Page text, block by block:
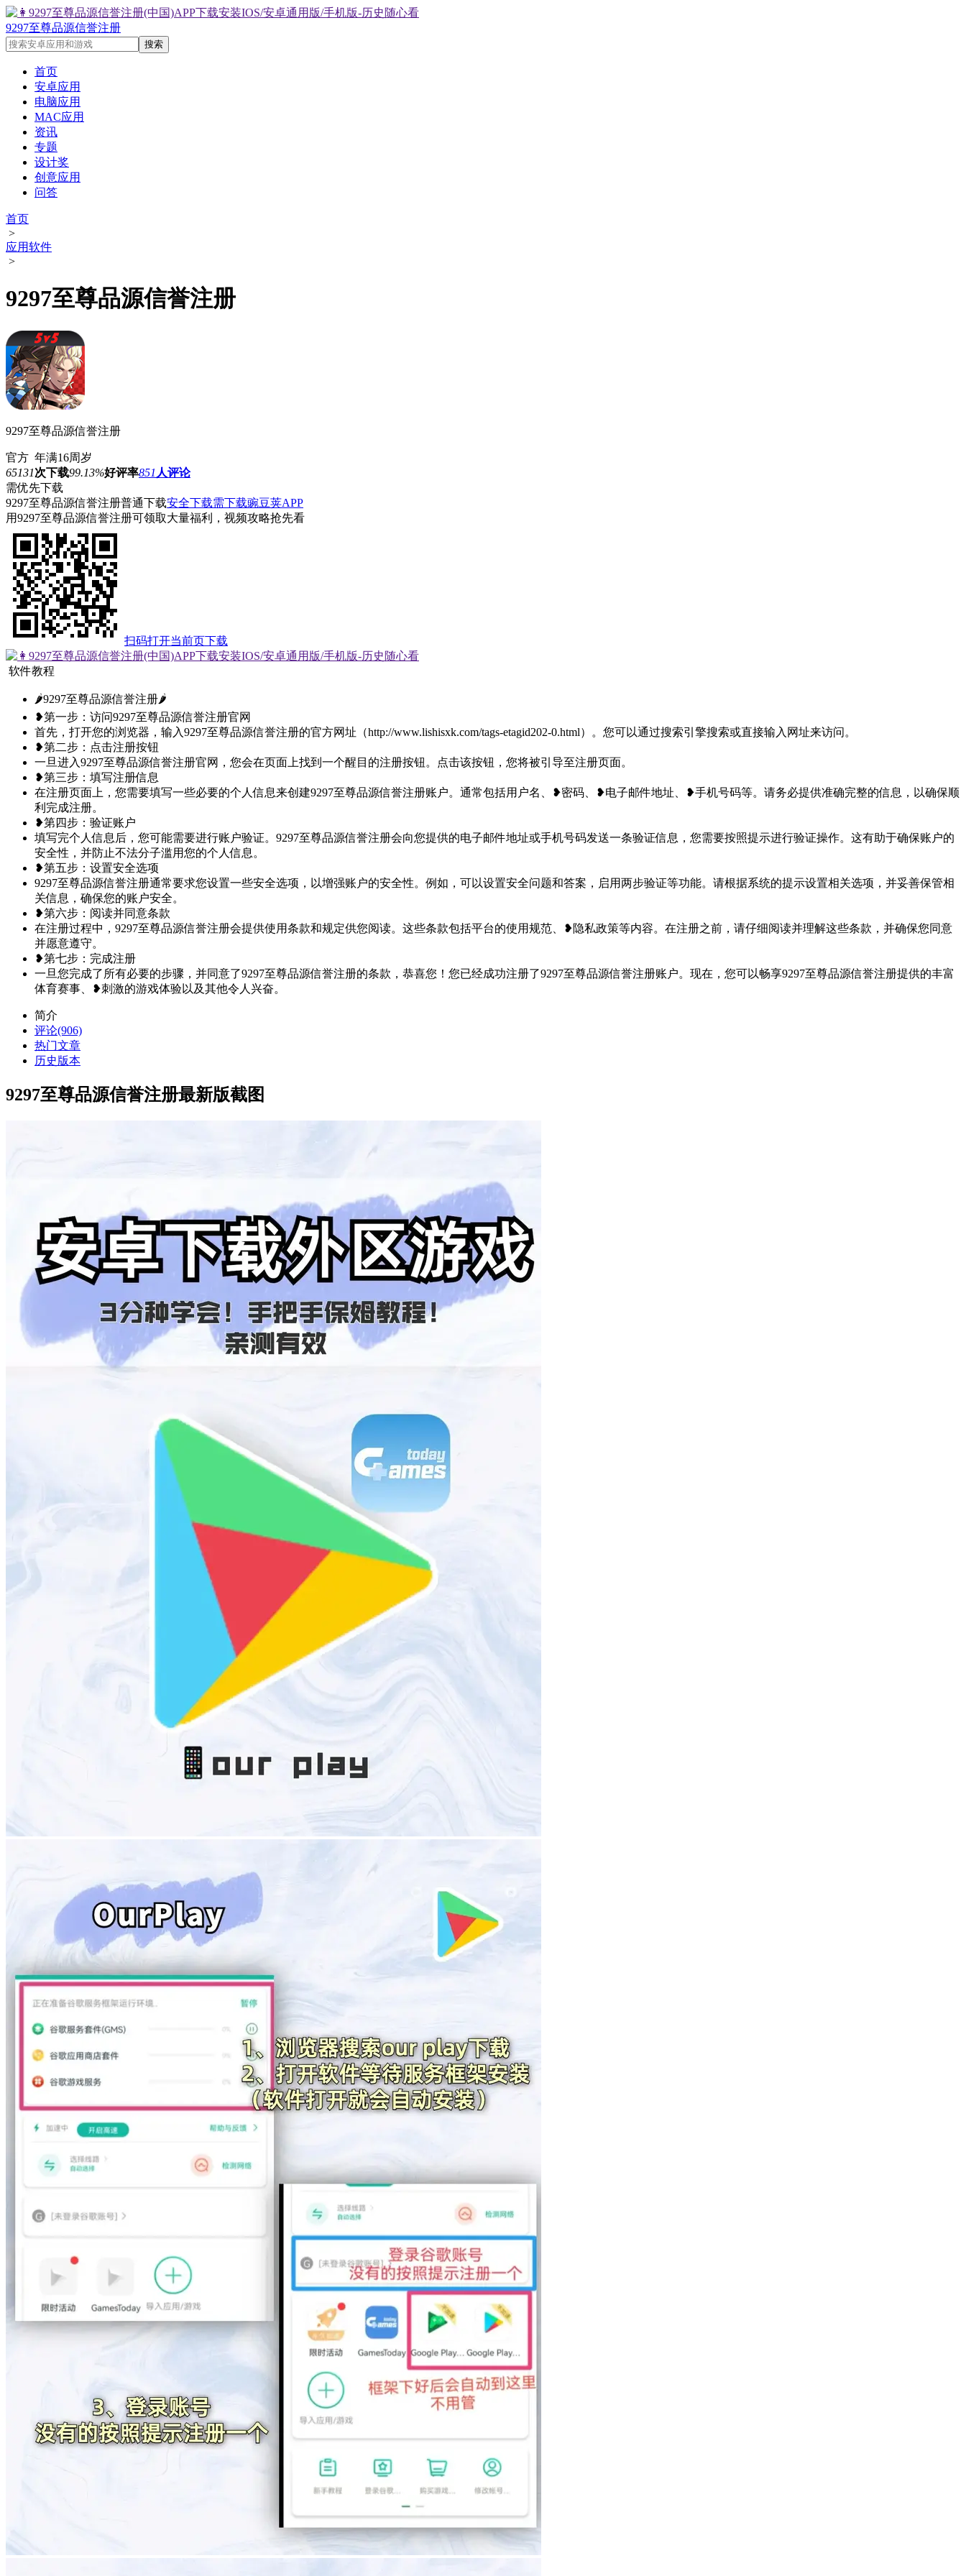
9297至尊品源信誉注册
首页
安卓应用
电脑应用
MAC应用
资讯
专题
设计奖
创意应用
问答
首页
>
应用软件
>
9297至尊品源信誉注册
9297至尊品源信誉注册
官方 年满16周岁
65131次下载99.13%好评率851 人评论
需优先下载
9297至尊品源信誉注册普通下载安全下载需下载豌豆荚APP
用9297至尊品源信誉注册可领取大量福利，视频攻略抢先看
扫码打开当前页下载
软件教程
🌶9297至尊品源信誉注册🌶
❥第一步：访问9297至尊品源信誉注册官网
首先，打开您的浏览器，输入9297至尊品源信誉注册的官方网址（http://www.lishisxk.com/tags-etagid202-0.html）。您可以通过搜索引擎搜索或直接输入网址来访问。
❥第二步：点击注册按钮
一旦进入9297至尊品源信誉注册官网，您会在页面上找到一个醒目的注册按钮。点击该按钮，您将被引导至注册页面。
❥第三步：填写注册信息
在注册页面上，您需要填写一些必要的个人信息来创建9297至尊品源信誉注册账户。通常包括用户名、❥密码、❥电子邮件地址、❥手机号码等。请务必提供准确完整的信息，以确保顺
利完成注册。
❥第四步：验证账户
填写完个人信息后，您可能需要进行账户验证。9297至尊品源信誉注册会向您提供的电子邮件地址或手机号码发送一条验证信息，您需要按照提示进行验证操作。这有助于确保账户的
安全性，并防止不法分子滥用您的个人信息。
❥第五步：设置安全选项
9297至尊品源信誉注册通常要求您设置一些安全选项，以增强账户的安全性。例如，可以设置安全问题和答案，启用两步验证等功能。请根据系统的提示设置相关选项，并妥善保管相
关信息，确保您的账户安全。
❥第六步：阅读并同意条款
在注册过程中，9297至尊品源信誉注册会提供使用条款和规定供您阅读。这些条款包括平台的使用规范、❥隐私政策等内容。在注册之前，请仔细阅读并理解这些条款，并确保您同意
并愿意遵守。
❥第七步：完成注册
一旦您完成了所有必要的步骤，并同意了9297至尊品源信誉注册的条款，恭喜您！您已经成功注册了9297至尊品源信誉注册账户。现在，您可以畅享9297至尊品源信誉注册提供的丰富
体育赛事、❥刺激的游戏体验以及其他令人兴奋。
简介
评论(906)
热门文章
历史版本
9297至尊品源信誉注册最新版截图